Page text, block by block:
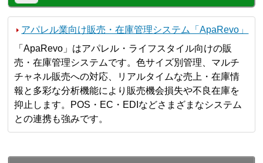
アパレル業向け販売・在庫管理システム「ApaRevo」
「ApaRevo」はアパレル・ライフスタイル向けの販
売・在庫管理システムです。色サイズ別管理、マルチ
チャネル販売への対応、リアルタイムな売上・在庫情
報と多彩な分析機能により販売機会損失や不良在庫を
抑止します。POS・EC・EDIなどさまざまなシステム
との連携も強みです。